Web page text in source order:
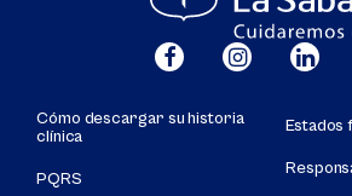
Cómo descargar su historia
clínica
PQRS
Estados